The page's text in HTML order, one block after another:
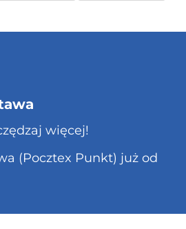
więcej!
(Pocztex Punkt) już od